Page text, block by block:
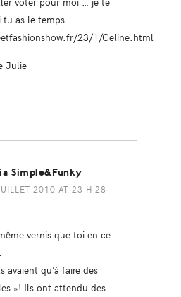
tu as le temps..
23/1/Celine.html
Julie
Simple&Funky
2010 AT 23 H 28
vernis que toi en ce
avaient qu’à faire des
»! Ils ont attendu des